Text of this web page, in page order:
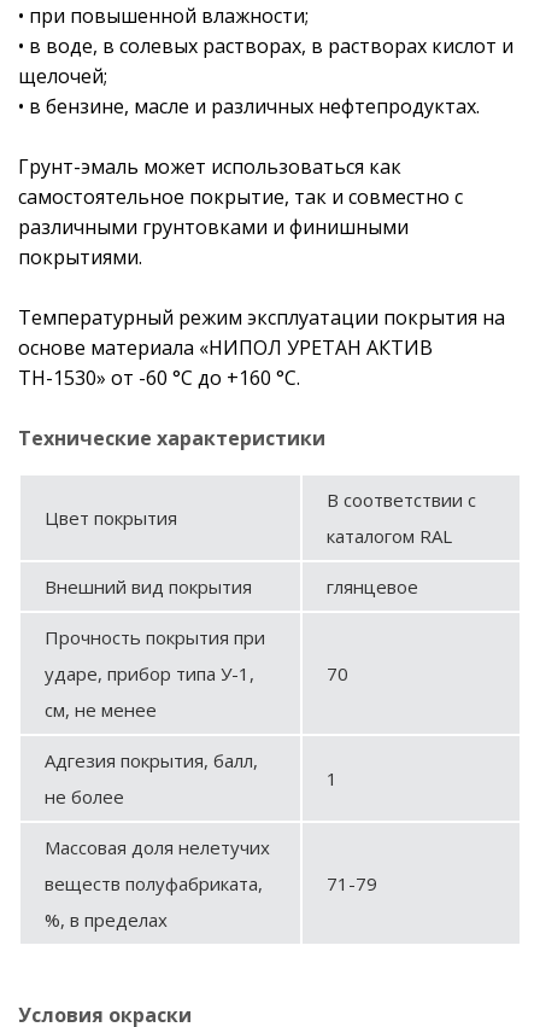
• при повышенной влажности;
• в воде, в солевых растворах, в растворах кислот и
щелочей;
• в бензине, масле и различных нефтепродуктах.
Грунт-эмаль может использоваться как
самостоятельное покрытие, так и совместно с
различными грунтовками и финишными
покрытиями.
Температурный режим эксплуатации покрытия на
основе материала «НИПОЛ УРЕТАН АКТИВ
ТН-1530» от -60 °С до +160 °С.
Технические характеристики
Цвет покрытия
В соответствии с
каталогом RAL
Внешний вид покрытия глянцевое
Прочность покрытия при
ударе, прибор типа У-1,
см, не менее
70
Адгезия покрытия, балл,
не более
1
Массовая доля нелетучих
веществ полуфабриката,
%, в пределах
71-79
Условия окраски